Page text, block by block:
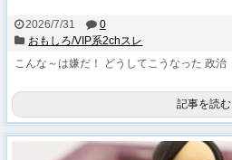
2026/7/31
0
おもしろ/VIP系2chスレ
こんな～は嫌だ！
どうしてこうなった 政治
記事を読む